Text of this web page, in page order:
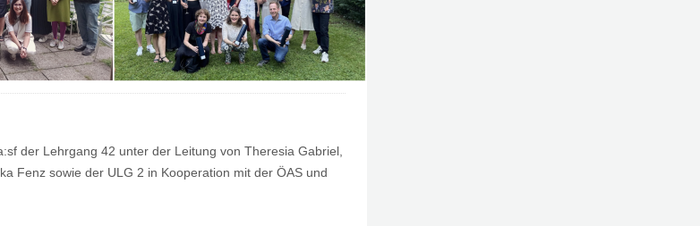
der Lehrgang 42 unter der Leitung von Theresia Gabriel,
Fenz sowie der ULG 2 in Kooperation mit der ÖAS und